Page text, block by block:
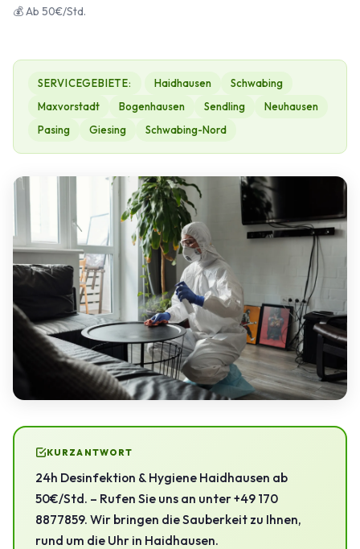
💰 Ab 50€/Std.
SERVICEGEBIETE: Haidhausen
Schwabing
Maxvorstadt
Bogenhausen Sendling
Neuhausen
Pasing
Giesing Schwabing-Nord
KURZANTWORT
24h Desinfektion & Hygiene Haidhausen ab
50€/Std. – Rufen Sie uns an unter +49 170
8877859. Wir bringen die Sauberkeit zu Ihnen,
rund um die Uhr in Haidhausen.